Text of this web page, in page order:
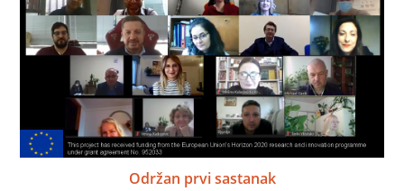
Održan prvi sastanak